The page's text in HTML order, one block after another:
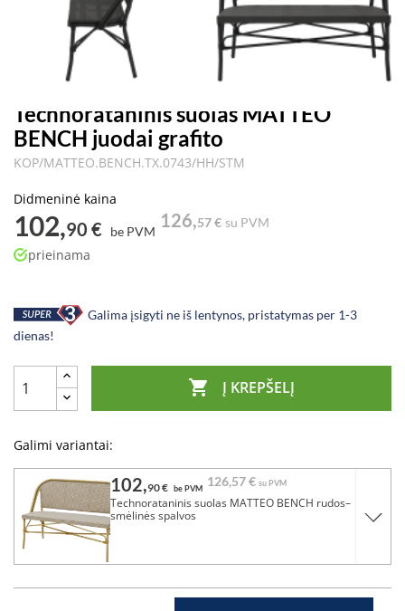
Technorataninis suolas MATTEO
BENCH juodai grafito
KOP/MATTEO.BENCH.TX.0743/HH/STM
Didmeninė kaina
102,90 € be PVM
126,57 € su PVM
prieinama
Galima įsigyti ne iš lentynos, pristatymas per 1-3
dienas!
 Į KREPŠELĮ
Galimi variantai:
102,90 € be PVM 126,57 € su PVM
Technorataninis suolas MATTEO BENCH rudos–
smėlinės spalvos